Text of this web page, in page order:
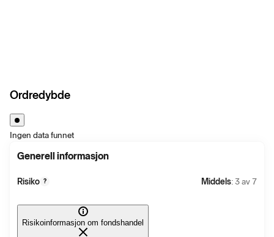
Ordredybde
Ingen data funnet
Generell informasjon
Risiko ? Middels: 3 av 7
Risikoinformasjon om fondshandel